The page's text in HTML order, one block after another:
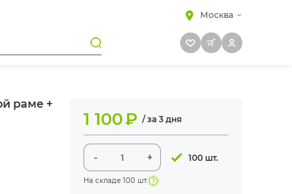
Москва
раме +
1 100₽ / за 3 дня
- + 100 шт.
На складе 100 шт